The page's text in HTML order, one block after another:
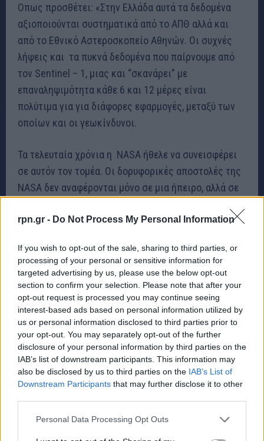
rpn.gr - Do Not Process My Personal Information
If you wish to opt-out of the sale, sharing to third parties, or
processing of your personal or sensitive information for
targeted advertising by us, please use the below opt-out
section to confirm your selection. Please note that after your
opt-out request is processed you may continue seeing
interest-based ads based on personal information utilized by
us or personal information disclosed to third parties prior to
your opt-out. You may separately opt-out of the further
disclosure of your personal information by third parties on the
IAB’s list of downstream participants. This information may
also be disclosed by us to third parties on the IAB’s List of
Downstream Participants that may further disclose it to other
Personal Data Processing Opt Outs
Οπως προσθέτει: «Στην Ελλάδα αυτά τα δεδομένα
αξιοποιούνται συστηματικά από το ΑΠΘ αλλά και
από το Εθνικό Αστεροσκοπείο Αθηνών. Οι συχνές
λήψεις και τα πυκνά δεδομένα που παίρνουμε από
τον Sentinel – 1, μιας και “σκανάρει” με
επαναληψιμότητα κάθε 6 και 12 μέρες είναι
πολύτιμα για για διάφορες εφαρμογές, μεταξύ των
οποίων και οι γεωκίνδυνοι.
Τα τελευταία χρόνια η NASA ήθελε να συνεισφέρει
σε αυτόν τον τομέα. Οι δορυφορικές αποστολές της
NASA δεν αναφέρονται μόνο σε μια ήπειρο, αλλά σε
κοινότητα είναι σημαντικό.
Οι επιστήμονες θα έχουμε τώρα έναν
συμπληρωματικό δορυφόρο σε αυτόν
του Copernicus, θα έχουμε στη φαρέτρα
μας άλλο ένα εργαλείο. Οσο πυκνώνει η
δειγματοληψία στον χρόνο, τόσο σε πιο
προνομιακή θέση βρισκόμαστε οι
επιστήμονες».
Σύμφωνα με τον κ. Φουμέλη, η επιστημονική
τα δεδομένα του NISAR, δοκιμάζοντας δεδομένα που